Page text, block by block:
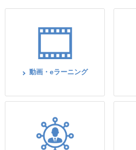
動画・eラーニング